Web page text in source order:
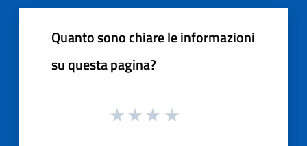
Quanto sono chiare le informazioni
su questa pagina?